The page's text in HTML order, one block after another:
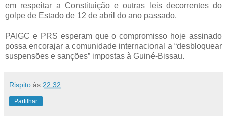
em respeitar a Constituição e outras leis decorrentes do
golpe de Estado de 12 de abril do ano passado.
PAIGC e PRS esperam que o compromisso hoje assinado
possa encorajar a comunidade internacional a “desbloquear
suspensões e sanções” impostas à Guiné-Bissau.
Rispito às 22:32
Partilhar